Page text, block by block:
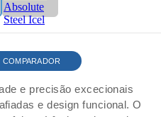
COMPARADOR
e precisão excecionais
e design funcional. O